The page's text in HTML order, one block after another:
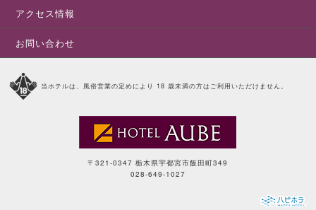
アクセス情報
お問い合わせ
当ホテルは、風俗営業の定めにより 18 歳未満の方はご利用いただけません。
〒321-0347 栃木県宇都宮市飯田町349
028-649-1027